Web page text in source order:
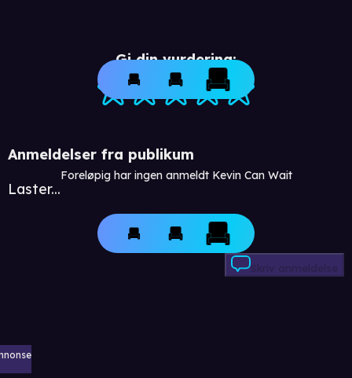
Gi din vurdering:
Anmeldelser fra publikum
Laster...
Foreløpig har ingen anmeldt Kevin Can Wait
Skriv anmeldelse